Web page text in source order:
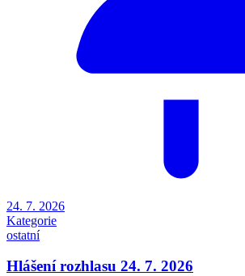
24. 7. 2026
Kategorie
ostatní
Hlášení rozhlasu 24. 7. 2026